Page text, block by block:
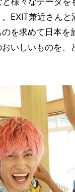
EXIT兼近さんと
を求めて日本
いしいものを